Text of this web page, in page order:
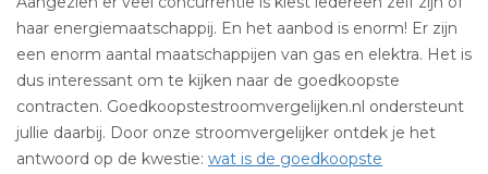
haar energiemaatschappij. En het aanbod is enorm! Er zijn
een enorm aantal maatschappijen van gas en elektra. Het is
dus interessant om te kijken naar de goedkoopste
contracten. Goedkoopstestroomvergelijken.nl ondersteunt
jullie daarbij. Door onze stroomvergelijker ontdek je het
antwoord op de kwestie: wat is de goedkoopste